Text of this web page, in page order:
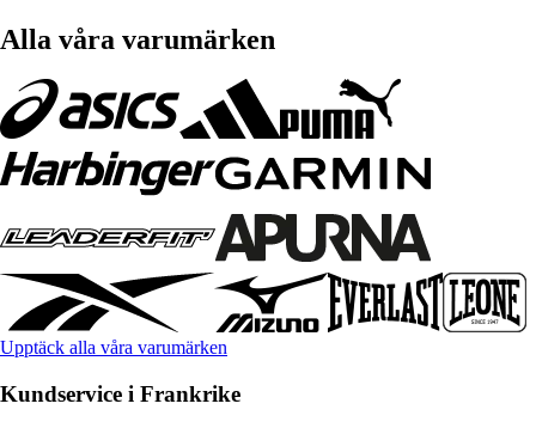
Alla våra varumärken
Upptäck alla våra varumärken
Kundservice i Frankrike